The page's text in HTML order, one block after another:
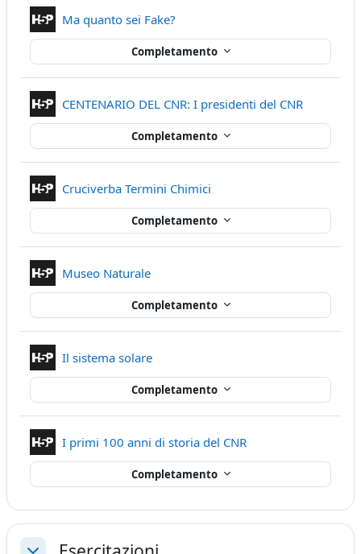
Ma quanto sei Fake?
Completamento
CENTENARIO DEL CNR: I presidenti del CNR
Completamento
Cruciverba Termini Chimici
Completamento
Museo NaturaleContenuto Interattivo
Completamento
Il sistema solareContenuto Interattivo
Completamento
I primi 100 anni di storia del CNRContenuto
Completamento